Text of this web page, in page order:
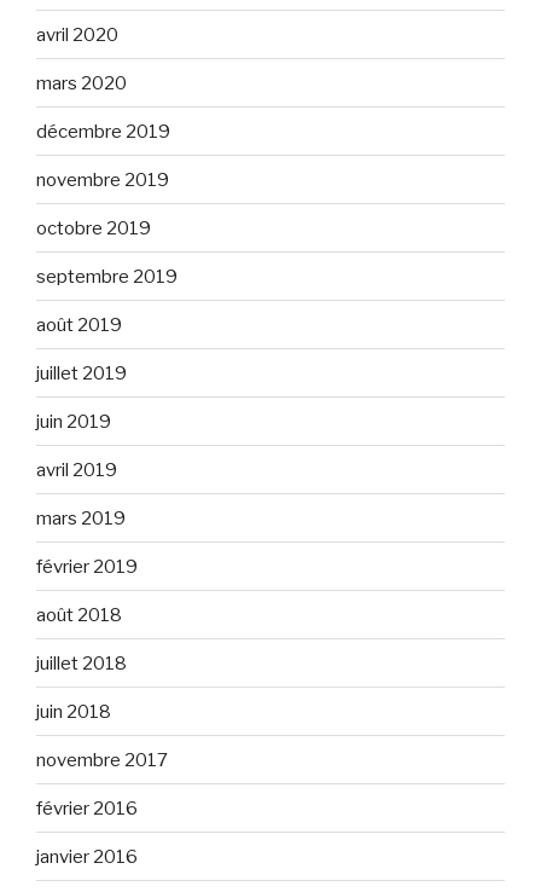
avril 2020
mars 2020
décembre 2019
novembre 2019
octobre 2019
septembre 2019
août 2019
juillet 2019
juin 2019
avril 2019
mars 2019
février 2019
août 2018
juillet 2018
juin 2018
novembre 2017
février 2016
janvier 2016